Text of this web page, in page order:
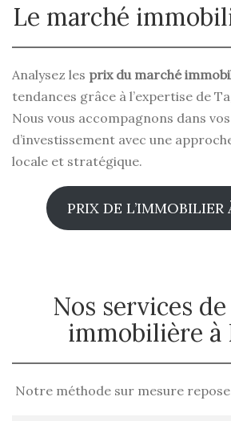
Le marché
Analysez les prix du marché
tendances grâce à l’expertise de
Nous vous accompagnons dans
d’investissement avec une
locale et stratégique.
PRIX DE L’IMMOBILIER
Nos services de
immobilière à
Notre méthode sur mesure